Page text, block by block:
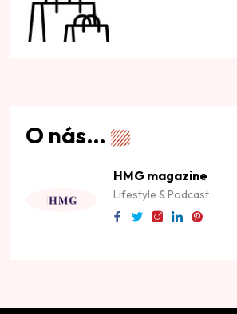
O nás…
HMG magazine
Lifestyle & Podcast